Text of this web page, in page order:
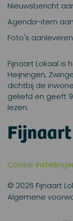
Nieuwsbericht
Agenda-item
Foto's aanleveren
Fijnaart Lokaal is
Heijningen,
dichtbij de
geliefd en geeft
lezen.
Cookie
© 2026 Fijnaart
Algemene